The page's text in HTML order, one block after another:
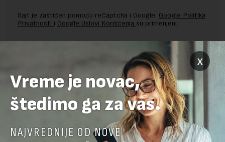
Sajt je zaštićen pomocu reCaptcha i Google. Google Politika
Privatnosti i Google Uslovi Korišćenja su primenjeni.
x
Vreme je novac,
štedimo ga za vas.
NAJVREDNIJE OD NOVE